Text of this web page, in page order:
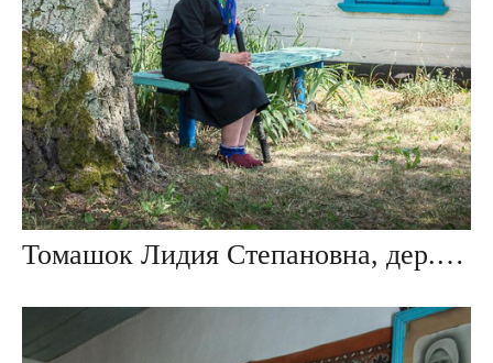
Томашок Лидия Степановна, дер. Мокраны, Беларусь